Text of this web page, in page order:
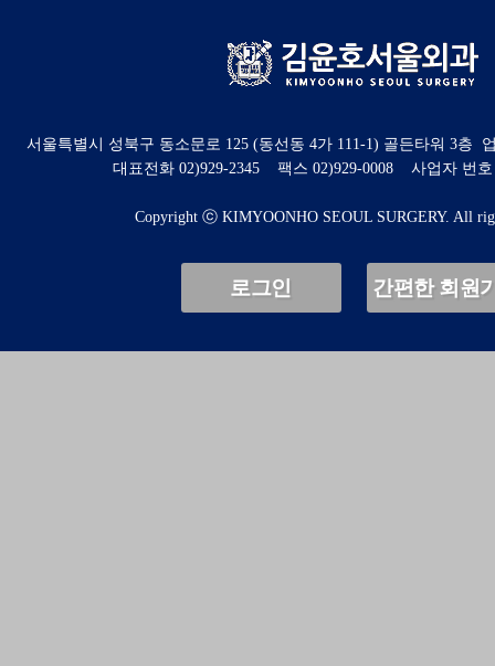
서울특별시 성북구 동소문로 125 (동선동 4가 111-1) 골든타워 3층
대표전화 02)929-2345 팩스 02)929-0008 사업자 번호
Copyright ⓒ KIMYOONHO SEOUL SURGERY. All
로그인 간편한 회원